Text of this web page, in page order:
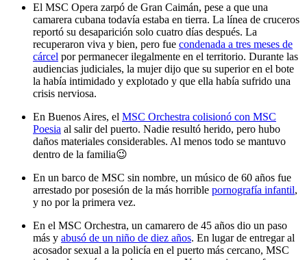
El MSC Opera zarpó de Gran Caimán, pese a que una
camarera cubana todavía estaba en tierra. La línea de cruceros
reportó su desaparición solo cuatro días después. La
recuperaron viva y bien, pero fue condenada a tres meses de
cárcel por permanecer ilegalmente en el territorio. Durante las
audiencias judiciales, la mujer dijo que su superior en el bote
la había intimidado y explotado y que ella había sufrido una
crisis nerviosa.
En Buenos Aires, el MSC Orchestra colisionó con MSC
Poesia al salir del puerto. Nadie resultó herido, pero hubo
daños materiales considerables. Al menos todo se mantuvo
dentro de la familia😉
En un barco de MSC sin nombre, un músico de 60 años fue
arrestado por posesión de la más horrible pornografía infantil,
y no por la primera vez.
En el MSC Orchestra, un camarero de 45 años dio un paso
más y abusó de un niño de diez años. En lugar de entregar al
acosador sexual a la policía en el puerto más cercano, MSC